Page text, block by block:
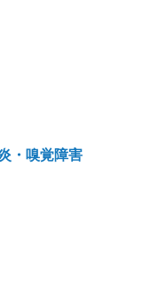
・嗅覚障害